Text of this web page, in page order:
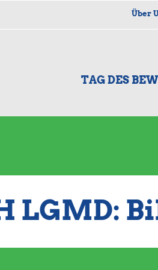
Über
TAG DES
LGMD: